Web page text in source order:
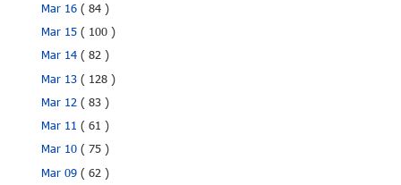
Mar 16( 84 )
Mar 15( 100 )
Mar 14( 82 )
Mar 13( 128 )
Mar 12( 83 )
Mar 11( 61 )
Mar 10( 75 )
Mar 09( 62 )